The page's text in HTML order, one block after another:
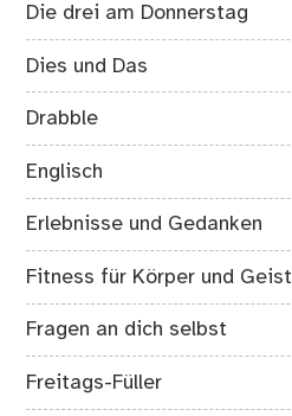
Die drei am Donnerstag
Dies und Das
Drabble
Englisch
Erlebnisse und Gedanken
Fitness für Körper und Geist
Fragen an dich selbst
Freitags-Füller